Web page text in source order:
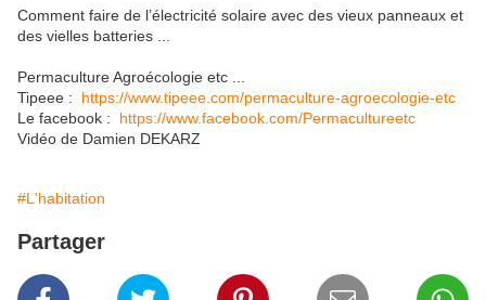
Comment faire de l’électricité solaire avec des vieux panneaux et
des vielles batteries ...
Permaculture Agroécologie etc ...
Tipeee : https://www.tipeee.com/permaculture-agroecologie-etc
Le facebook : https://www.facebook.com/Permacultureetc
Vidéo de Damien DEKARZ
#L'habitation
Partager